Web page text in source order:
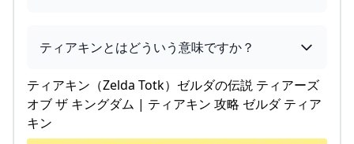
ティアキンとはどういう意味ですか？
ティアキン（Zelda Totk）ゼルダの伝説 ティアーズ
オブ ザ キングダム | ティアキン 攻略 ゼルダ ティア
キン